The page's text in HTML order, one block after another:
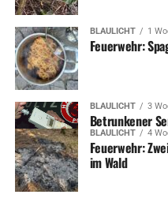
BLAULICHT 1
Feuerwehr:
BLAULICHT 3
Betrunkener
BLAULICHT 4
Feuerwehr:
im Wald